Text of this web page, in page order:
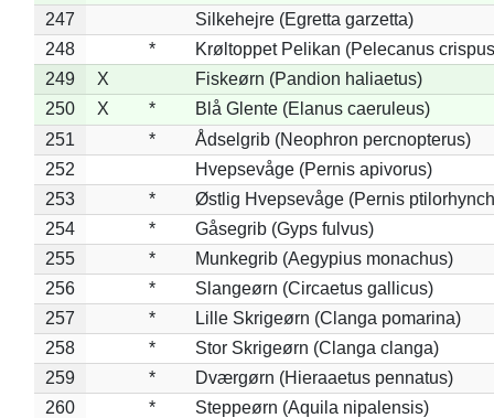
247
Silkehejre (Egretta garzetta)
248
*
Krøltoppet Pelikan (Pelecanus
249
X
Fiskeørn (Pandion haliaetus)
250
X *
Blå Glente (Elanus caeruleus)
251
*
Ådselgrib (Neophron percnopterus)
252
Hvepsevåge (Pernis apivorus)
253
*
Østlig Hvepsevåge (Pernis
254
*
Gåsegrib (Gyps fulvus)
255
*
Munkegrib (Aegypius monachus)
256
*
Slangeørn (Circaetus gallicus)
257
*
Lille Skrigeørn (Clanga pomarina)
258
*
Stor Skrigeørn (Clanga clanga)
259
*
Dværgørn (Hieraaetus pennatus)
260
*
Steppeørn (Aquila nipalensis)